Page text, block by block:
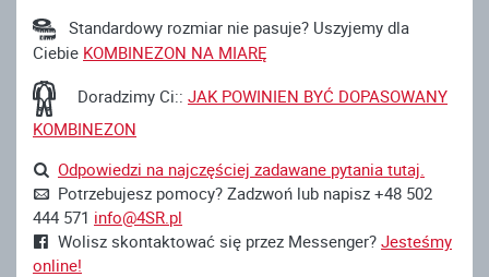
Standardowy rozmiar nie pasuje? Uszyjemy dla
Ciebie KOMBINEZON NA MIARĘ
Doradzimy Ci:: JAK POWINIEN BYĆ DOPASOWANY
KOMBINEZON
Odpowiedzi na najczęściej zadawane pytania tutaj.
Potrzebujesz pomocy? Zadzwoń lub napisz +48 502
444 571 info@4SR.pl
Wolisz skontaktować się przez Messenger? Jesteśmy
online!